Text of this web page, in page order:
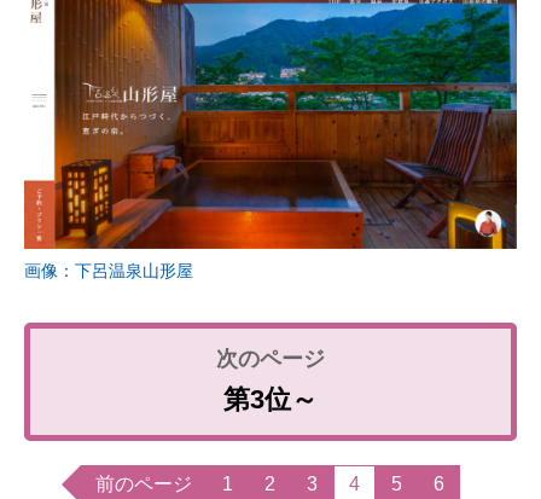
画像：下呂温泉山形屋
第3位～
前のページ 1 2 3 4 5
6